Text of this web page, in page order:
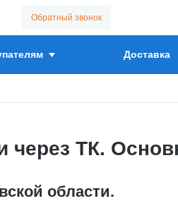
Обратный звонок
Доставка
через ТК.
области.